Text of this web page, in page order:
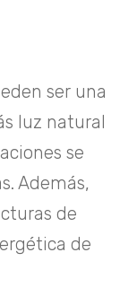
ser una
luz natural
se
Además,
de
de